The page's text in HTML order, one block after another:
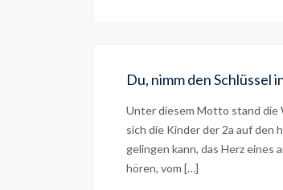
Du, nimm den
Unter diesem Motto stand
sich die Kinder der 2a auf den
gelingen kann, das Herz eines
hören, vom […]